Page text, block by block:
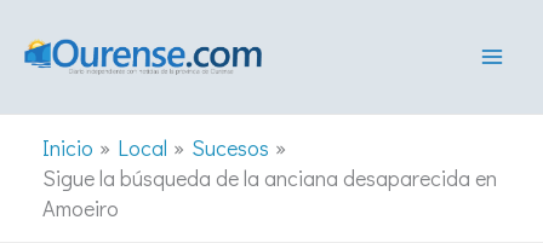
Inicio Local
Sucesos
Sigue la búsqueda de la anciana desaparecida en
Amoeiro